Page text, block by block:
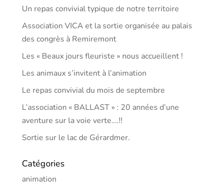
Un repas convivial typique de notre territoire
Association VICA et la sortie organisée au palais
des congrès à Remiremont
Les « Beaux jours fleuriste » nous accueillent !
Les animaux s’invitent à l’animation
Le repas convivial du mois de septembre
L’association « BALLAST » : 20 années d’une
aventure sur la voie verte….!!
Sortie sur le lac de Gérardmer.
Catégories
animation